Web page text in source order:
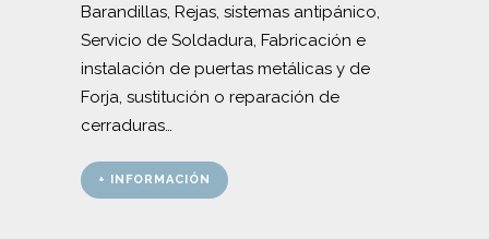
Barandillas, Rejas, sistemas antipánico,
Servicio de Soldadura, Fabricación e
instalación de puertas metálicas y de
Forja, sustitución o reparación de
cerraduras…
+ INFORMACIÓN